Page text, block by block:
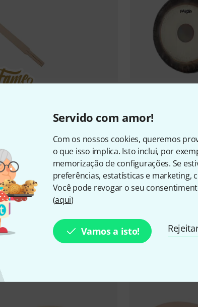
Servido com amor!
Com os nossos cookies, queremos
o que isso implica. Isto inclui, por
memorização de configurações. Se
preferências, estatísticas e marketing,
Você pode revogar o seu
(aqui)
Vamos a isto!
€ 1.539
Paiste